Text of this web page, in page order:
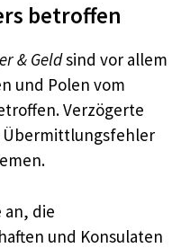
betroffen
& Geldsind vor allem
und Polen vom
Verzögerte
Übermittlungsfehler
an, die
und Konsulaten